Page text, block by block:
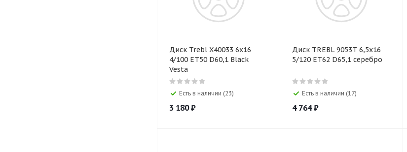
Диск Trebl X40033 6х16
4/100 ET50 D60,1 Black
Vesta
Есть в наличии (23)
3 180₽
Диск TREBL 9053T 6,5х16
5/120 ET62 D65,1 серебро
Есть в наличии (17)
4 764₽